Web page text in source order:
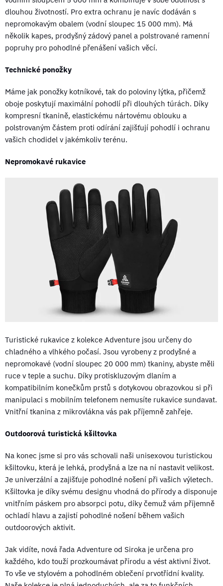
dlouhou životností. Pro extra ochranu je navíc dodáván s
nepromokavým obalem (vodní sloupec 15 000 mm). Má
několik kapes, prodyšný zádový panel a polstrované ramenní
popruhy pro pohodlné přenášení vašich věcí.
Technické ponožky
Máme jak ponožky kotníkové, tak do poloviny lýtka, přičemž
oboje poskytují maximální pohodlí při dlouhých túrách. Díky
kompresní tkanině, elastickému nártovému oblouku a
polstrovaným částem proti odírání zajišťují pohodlí i ochranu
vašich chodidel v jakémkoliv terénu.
Nepromokavé rukavice
Turistické rukavice z kolekce Adventure jsou určeny do
chladného a vlhkého počasí. Jsou vyrobeny z prodyšné a
nepromokavé (vodní sloupec 20 000 mm) tkaniny, abyste měli
ruce v teple a suchu. Díky protiskluzovým dlaním a
kompatibilním konečkům prstů s dotykovou obrazovkou si při
manipulaci s mobilním telefonem nemusíte rukavice sundavat.
Vnitřní tkanina z mikrovlákna vás pak příjemně zahřeje.
Outdoorová turistická kšiltovka
Na konec jsme si pro vás schovali naši unisexovou turistickou
kšiltovku, která je lehká, prodyšná a lze na ní nastavit velikost.
Je univerzální a zajišťuje pohodlné nošení při vašich výletech.
Kšiltovka je díky svému designu vhodná do přírody a disponuje
vnitřním páskem pro absorpci potu, díky čemuž vám příjemně
ochladí hlavu a zajistí pohodlné nošení během vašich
outdoorových aktivit.
Jak vidíte, nová řada Adventure od Siroka je určena pro
každého, kdo touží prozkoumávat přírodu a vést aktivní život.
To vše ve stylovém a pohodlném oblečení prvotřídní kvality.